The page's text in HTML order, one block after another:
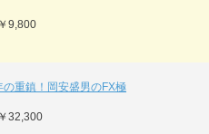
￥9,800
の重鎮！岡安盛男のFX極
￥32,300